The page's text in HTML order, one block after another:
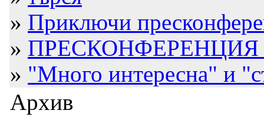
» Приключи
» ПРЕСКОНФЕРЕНЦИЯ
» "Много интересна" и
Архив